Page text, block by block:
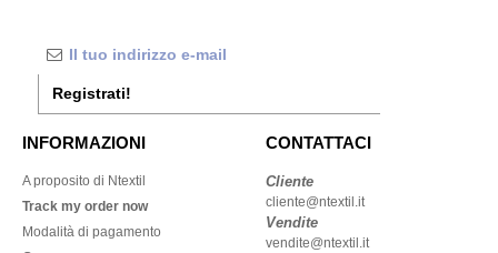
Registrati!
INFORMAZIONI
A proposito di Ntextil
Track my order now
Modalità di pagamento
CONTATTACI
Cliente
cliente@ntextil.it
Vendite
vendite@ntextil.it